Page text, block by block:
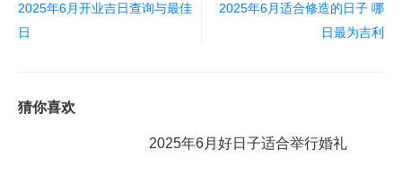
2025年6月开业吉日查询与最佳
日
2025年6月适合修造的日子 哪
日最为吉利
猜你喜欢
2025年6月好日子适合举行婚礼